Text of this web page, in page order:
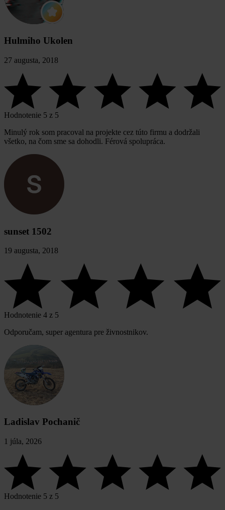
Hulmiho Ukolen
27 augusta, 2018
Hodnotenie 5 z 5
Minulý rok som pracoval na projekte cez túto firmu a dodržali
všetko, na čom sme sa dohodli. Férová spolupráca.
sunset 1502
19 augusta, 2018
Hodnotenie 4 z 5
Odporučam, super agentura pre živnostnikov.
Ladislav Pochanič
1 júla, 2026
Hodnotenie 5 z 5